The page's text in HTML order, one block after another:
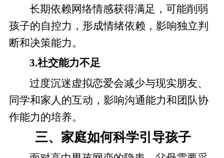
长期依赖网络情感获得满足，可能削弱
孩子的自控力，形成情绪依赖，影响独立判
断和决策能力。
3.社交能力不足
过度沉迷虚拟恋爱会减少与现实朋友、
同学和家人的互动，影响沟通能力和团队协
作能力的培养。
三、家庭如何科学引导孩子